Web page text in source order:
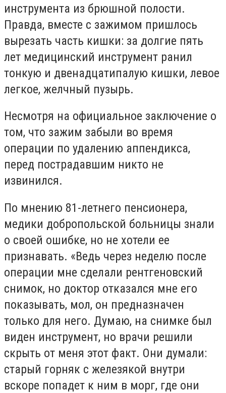
инструмента из брюшной полости.
Правда, вместе с зажимом пришлось
вырезать часть кишки: за долгие пять
лет медицинский инструмент ранил
тонкую и двенадцатипалую кишки, левое
легкое, желчный пузырь.
Несмотря на официальное заключение о
том, что зажим забыли во время
операции по удалению аппендикса,
перед пострадавшим никто не
извинился.
По мнению 81-летнего пенсионера,
медики добропольской больницы знали
о своей ошибке, но не хотели ее
признавать. «Ведь через неделю после
операции мне сделали рентгеновский
снимок, но доктор отказался мне его
показывать, мол, он предназначен
только для него. Думаю, на снимке был
виден инструмент, но врачи решили
скрыть от меня этот факт. Они думали:
старый горняк с железякой внутри
вскоре попадет к ним в морг, где они